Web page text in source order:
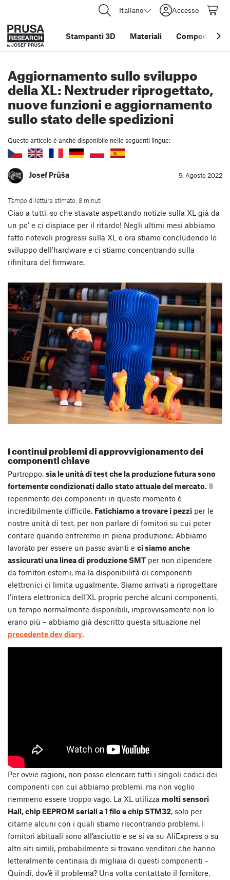
Italiano Accesso
Stampanti 3D Materiali Componenti e
Aggiornamento sullo sviluppo
della XL: Nextruder riprogettato,
nuove funzioni e aggiornamento
sullo stato delle spedizioni
Questo articolo è anche disponibile nelle seguenti lingue:
Josef Průša 5. Agosto 2022
Tempo di lettura stimato: 8 minuti
Ciao a tutti, so che stavate aspettando notizie sulla XL già da
un po’ e ci dispiace per il ritardo! Negli ultimi mesi abbiamo
fatto notevoli progressi sulla XL e ora stiamo concludendo lo
sviluppo dell’hardware e ci stiamo concentrando sulla
rifinitura del firmware.
I continui problemi di approvvigionamento dei
componenti chiave
Purtroppo, sia le unità di test che la produzione futura sono
fortemente condizionati dallo stato attuale del mercato. Il
reperimento dei componenti in questo momento è
incredibilmente difficile. Fatichiamo a trovare i pezzi per le
nostre unità di test, per non parlare di fornitori su cui poter
contare quando entreremo in piena produzione. Abbiamo
lavorato per essere un passo avanti e ci siamo anche
assicurati una linea di produzione SMT per non dipendere
da fornitori esterni, ma la disponibilità di componenti
elettronici ci limita ugualmente. Siamo arrivati a riprogettare
l’intera elettronica dell’XL proprio perché alcuni componenti,
un tempo normalmente disponibili, improvvisamente non lo
erano più – abbiamo già descritto questa situazione nel
precedente dev diary.
Per ovvie ragioni, non posso elencare tutti i singoli codici dei
componenti con cui abbiamo problemi, ma non voglio
nemmeno essere troppo vago. La XL utilizza molti sensori
Hall, chip EEPROM seriali a 1 filo e chip STM32, solo per
citarne alcuni con i quali stiamo riscontrando problemi. I
fornitori abituali sono all’asciutto e se si va su AliExpress o su
altri siti simili, probabilmente si trovano venditori che hanno
letteralmente centinaia di migliaia di questi componenti –
Quindi, dov’è il problema? Una volta contattato il fornitore,